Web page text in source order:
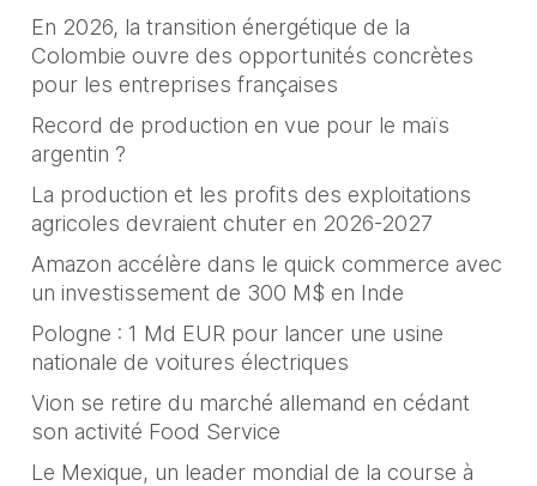
En 2026, la transition énergétique de la
Colombie ouvre des opportunités concrètes
pour les entreprises françaises
Record de production en vue pour le maïs
argentin ?
La production et les profits des exploitations
agricoles devraient chuter en 2026-2027
Amazon accélère dans le quick commerce avec
un investissement de 300 M$ en Inde
Pologne : 1 Md EUR pour lancer une usine
nationale de voitures électriques
Vion se retire du marché allemand en cédant
son activité Food Service
Le Mexique, un leader mondial de la course à